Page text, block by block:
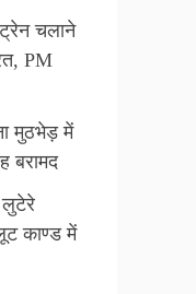
चलाने
PM
मुठभेड़ में
बरामद
लुटेरे
काण्‍ड में